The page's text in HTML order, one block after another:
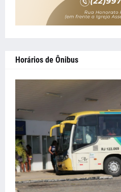
Horários de Ônibus